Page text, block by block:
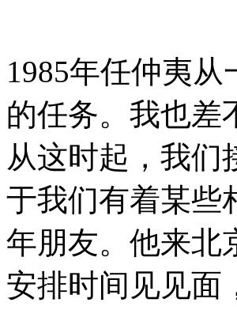
1985年任仲夷
的任务。我也差
从这时起，我们
于我们有着某些
年朋友。他来北
安排时间见见面